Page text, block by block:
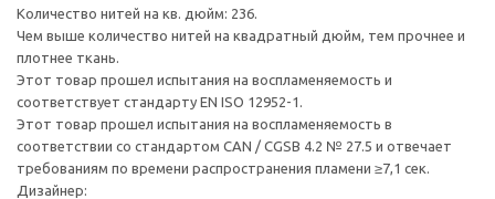
Количество нитей на кв. дюйм: 236.
Чем выше количество нитей на квадратный дюйм, тем прочнее и
плотнее ткань.
Этот товар прошел испытания на воспламеняемость и
соответствует стандарту EN ISO 12952-1.
Этот товар прошел испытания на воспламеняемость в
соответствии со стандартом CAN / CGSB 4.2 № 27.5 и отвечает
требованиям по времени распространения пламени ≥7,1 сек.
Дизайнер: